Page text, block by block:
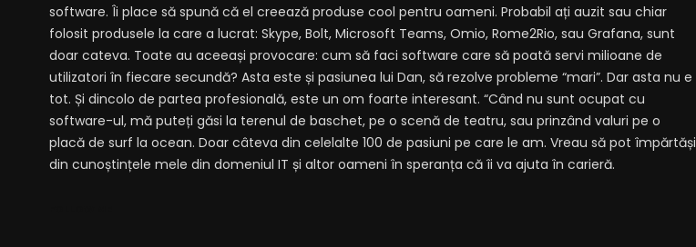
software. Îi place să spună că el creează produse cool pentru oameni. Probabil ați auzit sau chiar
folosit produsele la care a lucrat: Skype, Bolt, Microsoft Teams, Omio, Rome2Rio, sau Grafana, sunt
doar cateva. Toate au aceeași provocare: cum să faci software care să poată servi milioane de
utilizatori în fiecare secundă? Asta este și pasiunea lui Dan, să rezolve probleme “mari”. Dar asta nu e
tot. Și dincolo de partea profesională, este un om foarte interesant. “Când nu sunt ocupat cu
software-ul, mă puteți găsi la terenul de baschet, pe o scenă de teatru, sau prinzând valuri pe o
placă de surf la ocean. Doar câteva din celelalte 100 de pasiuni pe care le am. Vreau să pot împărtăși
din cunoștințele mele din domeniul IT și altor oameni în speranța că îi va ajuta în carieră.